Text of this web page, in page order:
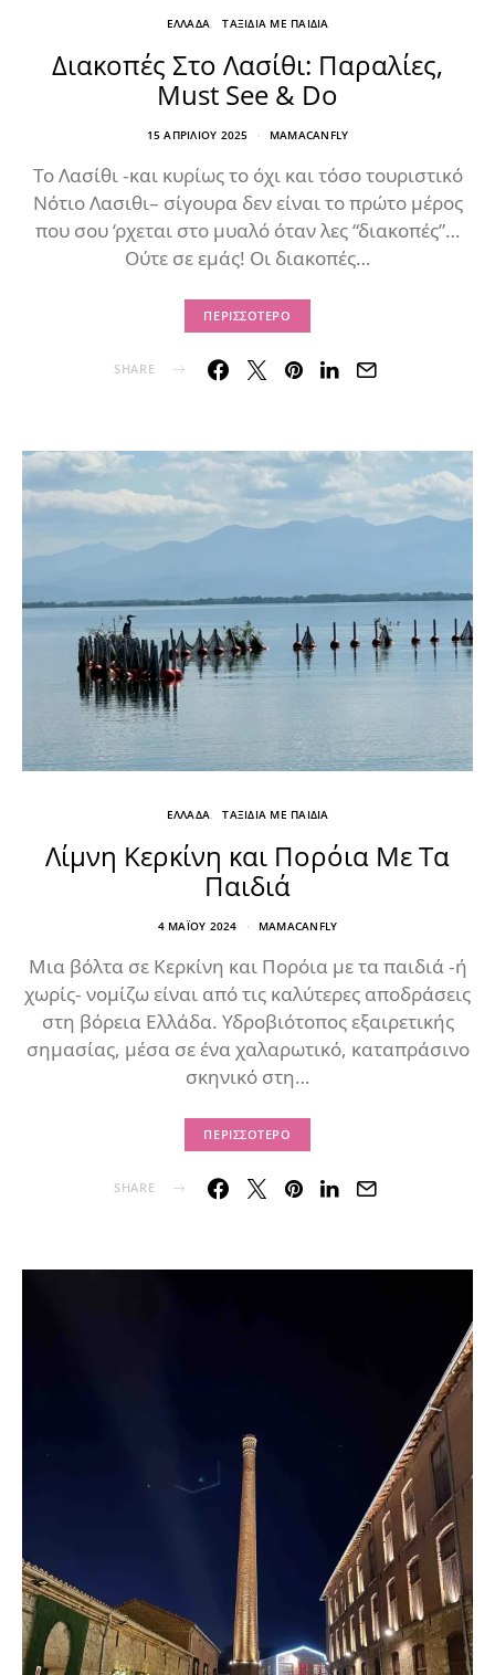
ΕΛΛΑΔΑ ΤΑΞΙΔΙΑ ΜΕ ΠΑΙΔΙΑ
Διακοπές Στο Λασίθι: Παραλίες,
Must See & Do
15 ΑΠΡΙΛΊΟΥ 2025 MAMACANFLY
Το Λασίθι -και κυρίως το όχι και τόσο τουριστικό
Νότιο Λασιθι– σίγουρα δεν είναι το πρώτο μέρος
που σου ‘ρχεται στο μυαλό όταν λες “διακοπές”…
Ούτε σε εμάς! Οι διακοπές…
ΠΕΡΙΣΣΌΤΕΡΟ
SHARE
ΕΛΛΑΔΑ ΤΑΞΙΔΙΑ ΜΕ ΠΑΙΔΙΑ
Λίμνη Κερκίνη και Πορόια Με Τα
Παιδιά
4 ΜΑΪ́ΟΥ 2024 MAMACANFLY
Μια βόλτα σε Κερκίνη και Πορόια με τα παιδιά -ή
χωρίς- νομίζω είναι από τις καλύτερες αποδράσεις
στη βόρεια Ελλάδα. Υδροβιότοπος εξαιρετικής
σημασίας, μέσα σε ένα χαλαρωτικό, καταπράσινο
σκηνικό στη…
ΠΕΡΙΣΣΌΤΕΡΟ
SHARE